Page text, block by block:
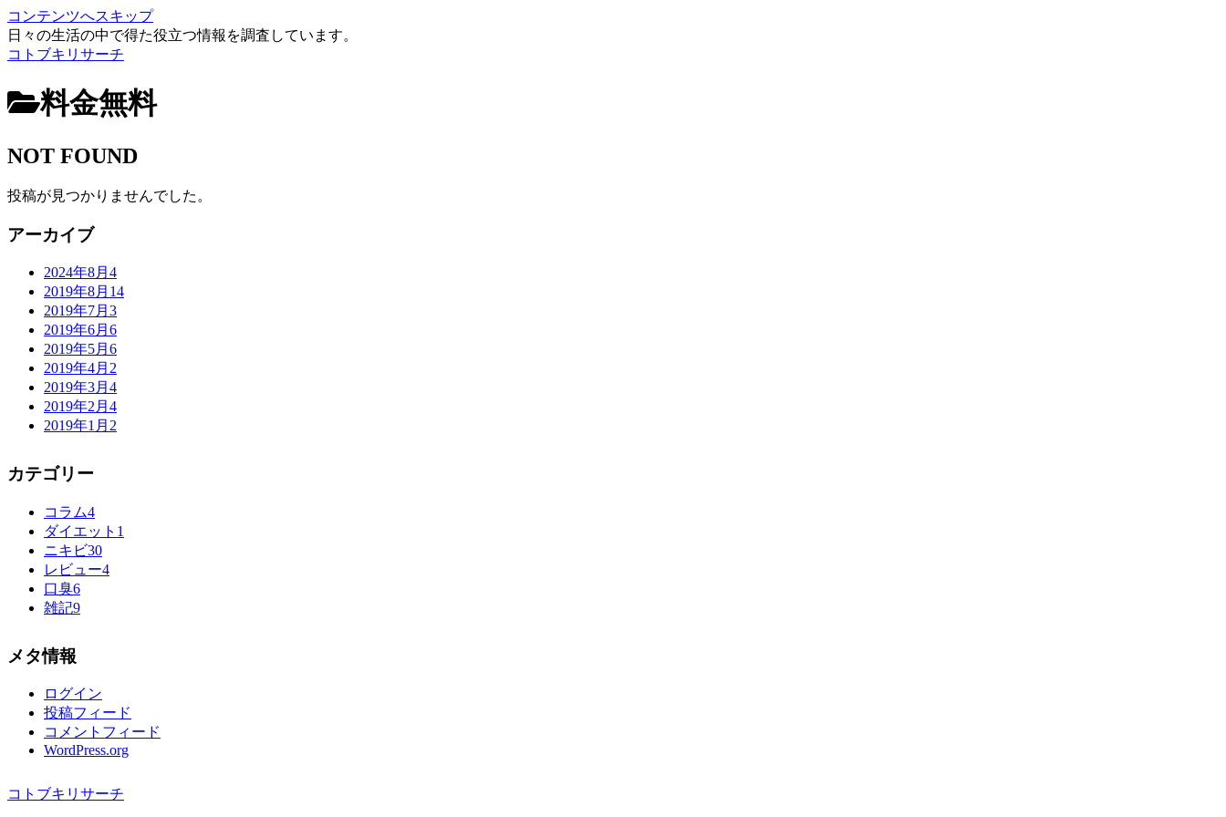
コンテンツへスキップ
日々の生活の中で得た役立つ情報を調査しています。
コトブキリサーチ
料金無料
NOT FOUND
投稿が見つかりませんでした。
アーカイブ
2024年8月 4
2019年8月 14
2019年7月 3
2019年6月 6
2019年5月 6
2019年4月 2
2019年3月 4
2019年2月 4
2019年1月 2
カテゴリー
コラム4
ダイエット 1
ニキビ30
レビュー4
口臭6
雑記9
メタ情報
ログイン
投稿フィード
コメントフィード
WordPress.org
コトブキリサーチ